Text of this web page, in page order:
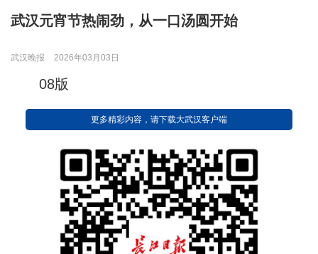
武汉元宵节热闹劲，从一口汤圆开始
武汉晚报 2026年03月03日
08版
更多精彩内容，请下载大武汉客户端